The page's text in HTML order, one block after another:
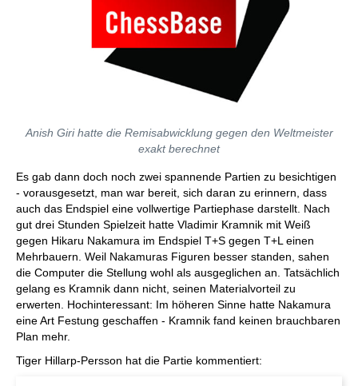
Anish Giri hatte die Remisabwicklung gegen den Weltmeister
exakt berechnet
Es gab dann doch noch zwei spannende Partien zu besichtigen
- vorausgesetzt, man war bereit, sich daran zu erinnern, dass
auch das Endspiel eine vollwertige Partiephase darstellt. Nach
gut drei Stunden Spielzeit hatte Vladimir Kramnik mit Weiß
gegen Hikaru Nakamura im Endspiel T+S gegen T+L einen
Mehrbauern. Weil Nakamuras Figuren besser standen, sahen
die Computer die Stellung wohl als ausgeglichen an. Tatsächlich
gelang es Kramnik dann nicht, seinen Materialvorteil zu
erwerten. Hochinteressant: Im höheren Sinne hatte Nakamura
eine Art Festung geschaffen - Kramnik fand keinen brauchbaren
Plan mehr.
Tiger Hillarp-Persson hat die Partie kommentiert: